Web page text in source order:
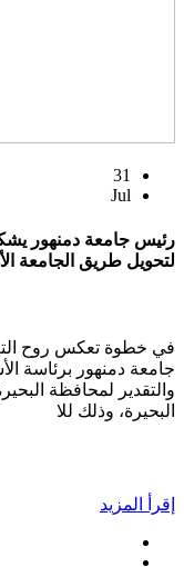
31
Jul
رئيس جامعة دمنهور
لتحويل طريق الجامعة
في خطوة تعكس روح
جامعة دمنهور برئاسة
والتقدير لمحافظة
البحيرة، وذلك للا
إقرأ المزيد